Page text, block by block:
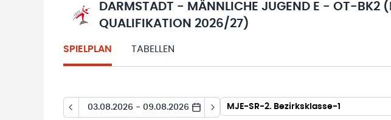
DARMSTADT - MÄNNLICHE JUGEND E - OT-BK2
QUALIFIKATION 2026/27)
SPIELPLAN TABELLEN
03.08.2026 - 09.08.2026 MJE-SR-2. Bezirksklasse-1